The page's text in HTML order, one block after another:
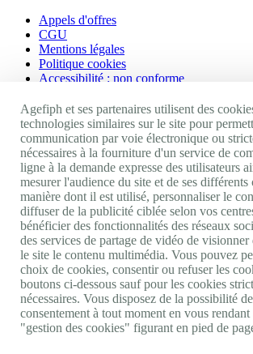
Appels d'offres
CGU
Mentions légales
Politique cookies
Accessibilité : non conforme
Nos autres sites
Site portail Agefiph
Activateur de progrès
Handinnov
Innovation et recherche
Université du RRH
Service AppuiPro
Nous suivre
Youtube
Linkedin
Facebook
Twitter
Agefiph et ses partenaires utilisent des
technologies similaires sur le site pour
communication par voie électronique ou
nécessaires à la fourniture d'un service de
ligne à la demande expresse des utilisateurs
mesurer l'audience du site et de ses différents
manière dont il est utilisé, personnaliser le
diffuser de la publicité ciblée selon vos
bénéficier des fonctionnalités des réseaux
des services de partage de vidéo de
le site le contenu multimédia. Vous pouvez
choix de cookies, consentir ou refuser les
boutons ci-dessous sauf pour les cookies
nécessaires. Vous disposez de la possibilité
consentement à tout moment en vous
"gestion des cookies" figurant en pied de